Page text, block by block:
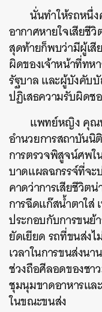
นั่นทำให้รถหนึ่
อากาศหายใจเสียชี
สุดท้ายก็พบว่ามีผู้เสี
ผิดของเจ้าหน้าที่ทห
รัฐบาล และผู้บังคับ
ปฏิเสธความรับผิดช
แพทย์หญิง คุณ
อำนวยการสถาบันนิ
การตรวจพิสูจน์ศพใ
บาดแผลฉกรรจ์ที่จะ
คาดว่าการเสียชีวิต
การฉีดแก๊สน้ำตาใส่
ประกอบกับการขน
ยัดเยียด รถที่ขนส่งไ
เวลาในการขนส่งน
ช่วงถือศีลอดของชา
ชุมนุมขาดอาหารแล
ในขณะขนส่ง